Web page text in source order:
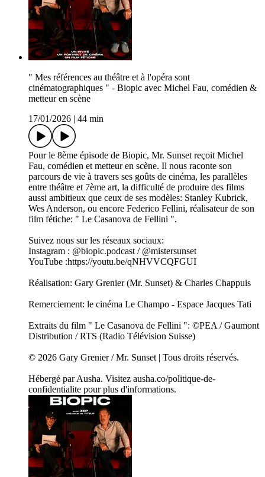
" Mes références au théâtre et à l'opéra sont
cinématographiques " - Biopic avec Michel Fau, comédien &
metteur en scène
17/01/2026
44 min
Pour le 8ème épisode de Biopic, Mr. Sunset reçoit Michel
Fau, comédien et metteur en scène. Il nous raconte son
parcours de vie à travers ses goûts de cinéma, les parallèles
entre théâtre et 7ème art, la difficulté de produire des films
aussi ambitieux que ceux de ses modèles: Stanley Kubrick,
Wes Anderson, ou encore Federico Fellini, réalisateur de son
film fétiche: " Le Casanova de Fellini ".
Suivez nous sur les réseaux sociaux:
Instagram : @biopic.podcast / @mistersunset
YouTube :https://youtu.be/qNHVVCQFGUI
Réalisation: Gary Grenier (Mr. Sunset) & Charles Chappuis
Remerciement: le cinéma Le Champo - Espace Jacques Tati
Extraits du film " Le Casanova de Fellini ": ©PEA / Gaumont
Distribution / RTS (Radio Télévision Suisse)
© 2026 Gary Grenier / Mr. Sunset | Tous droits réservés.
Hébergé par Ausha. Visitez ausha.co/politique-de-
confidentialite pour plus d'informations.